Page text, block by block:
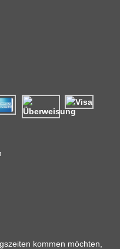
kommen möchten,